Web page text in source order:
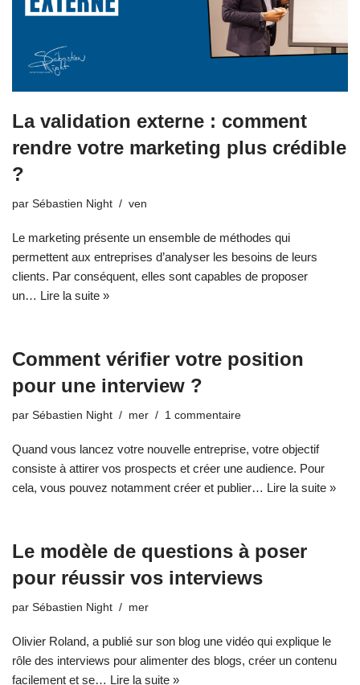
La validation externe : comment
rendre votre marketing plus crédible
?
par Sébastien Night ven
Le marketing présente un ensemble de méthodes qui
permettent aux entreprises d’analyser les besoins de leurs
clients. Par conséquent, elles sont capables de proposer
un… Lire la suite »
Comment vérifier votre position
pour une interview ?
par Sébastien Night mer 1 commentaire
Quand vous lancez votre nouvelle entreprise, votre objectif
consiste à attirer vos prospects et créer une audience. Pour
cela, vous pouvez notamment créer et publier… Lire la suite »
Le modèle de questions à poser
pour réussir vos interviews
par Sébastien Night mer
Olivier Roland, a publié sur son blog une vidéo qui explique le
rôle des interviews pour alimenter des blogs, créer un contenu
facilement et se… Lire la suite »